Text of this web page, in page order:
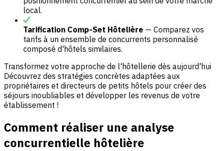
local.
Tarification Comp-Set Hôtelière — Comparez vos
tarifs à un ensemble de concurrents personnalisé
composé d'hôtels similaires.
Transformez votre approche de l'hôtellerie dès aujourd'hui
Découvrez des stratégies concrètes adaptées aux
propriétaires et directeurs de petits hôtels pour créer des
séjours inoubliables et développer les revenus de votre
établissement !
Comment réaliser une analyse
concurrentielle hôtelière